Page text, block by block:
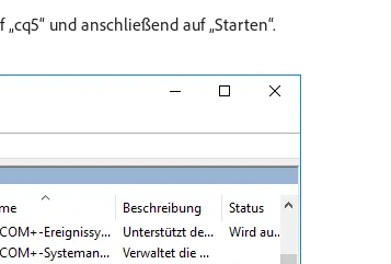
und anschließend auf „Starten“.